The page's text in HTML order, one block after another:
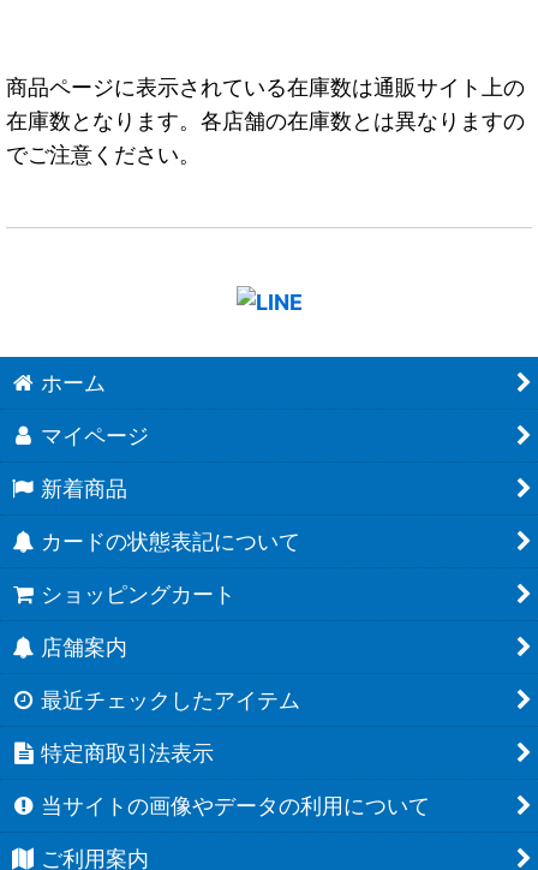
商品ページに表示されている在庫数は通販サイト上の
在庫数となります。各店舗の在庫数とは異なりますの
でご注意ください。
ホーム
マイページ
新着商品
カードの状態表記について
ショッピングカート
店舗案内
最近チェックしたアイテム
特定商取引法表示
当サイトの画像やデータの利用について
ご利用案内